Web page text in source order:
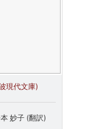
現代文庫)
妙子 (翻訳)